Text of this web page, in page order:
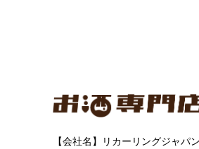
【会社名】リカーリングジャパ